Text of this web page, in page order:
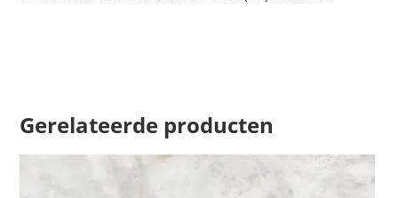
Gerelateerde producten